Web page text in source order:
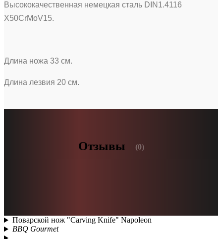
Высококачественная немецкая сталь DIN1.4116
X50CrMoV15.
Длина ножа 33 см.
Длина лезвия 20 см.
Отзывы (0)
Поварской нож "Carving Knife" Napoleon
BBQ Gourmet